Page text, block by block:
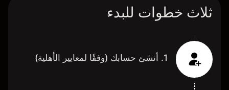
ثلاث خطوات للبدء
1. أنشئ حسابك (وفقًا لمعايير الأهلية)